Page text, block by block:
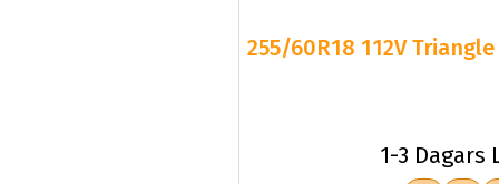
255/60R18 112V
1-3 Dagars